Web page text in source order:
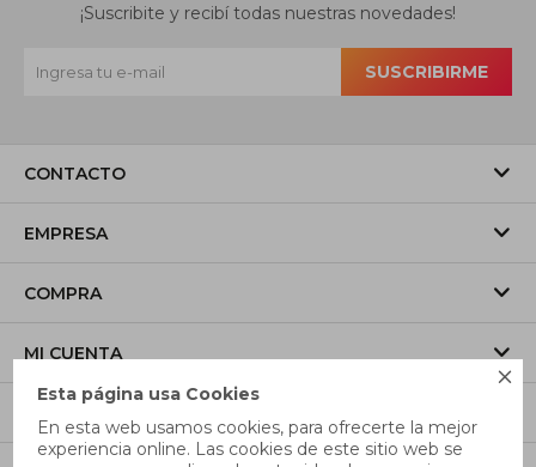

Esta página usa Cookies
En esta web usamos cookies, para ofrecerte la mejor
experiencia online. Las cookies de este sitio web se
CONTACTO
EMPRESA
COMPRA
MI CUENTA
¡Suscribite y recibí todas nuestras novedades!
SUSCRIBIRME